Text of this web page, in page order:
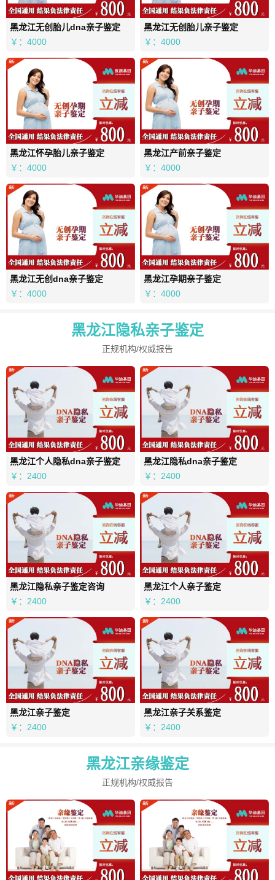
黑龙江无创胎儿dna亲子鉴定
￥：4000
黑龙江无创胎儿亲子鉴定
￥：4000
黑龙江怀孕胎儿亲子鉴定
￥：4000
黑龙江产前亲子鉴定
￥：4000
黑龙江无创dna亲子鉴定
￥：4000
黑龙江孕期亲子鉴定
￥：4000
黑龙江隐私亲子鉴定
正规机构/权威报告
黑龙江个人隐私dna亲子鉴定
￥：2400
黑龙江隐私dna亲子鉴定
￥：2400
黑龙江隐私亲子鉴定咨询
￥：2400
黑龙江个人亲子鉴定
￥：2400
黑龙江亲子鉴定
￥：2400
黑龙江亲子关系鉴定
￥：2400
黑龙江亲缘鉴定
正规机构/权威报告